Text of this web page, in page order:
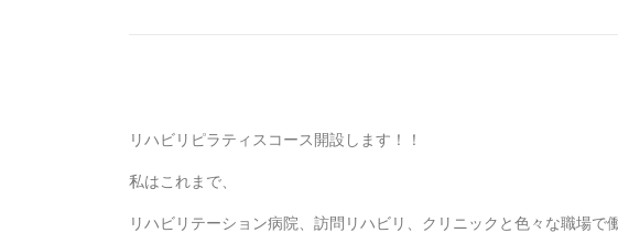
リハビリピラティスコース開設します！！
私はこれまで、
リハビリテーション病院、訪問リハビリ、クリニックと色々な職場で